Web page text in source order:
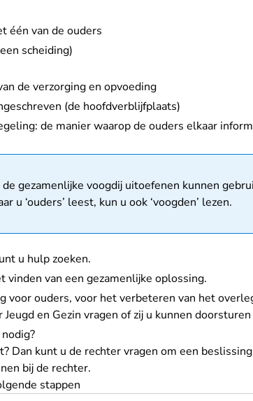
één van de ouders
scheiding)
de verzorging en opvoeding
(de hoofdverblijfplaats)
de manier waarop de ouders elkaar
gezamenlijke voogdij uitoefenen kunnen
u ‘ouders’ leest, kun u ook ‘voogden’ lezen.
u hulp zoeken.
vinden van een gezamenlijke oplossing.
voor ouders, voor het verbeteren van het
en Gezin vragen of zij u kunnen
Dan kunt u de rechter vragen om een
bij de rechter.
stappen